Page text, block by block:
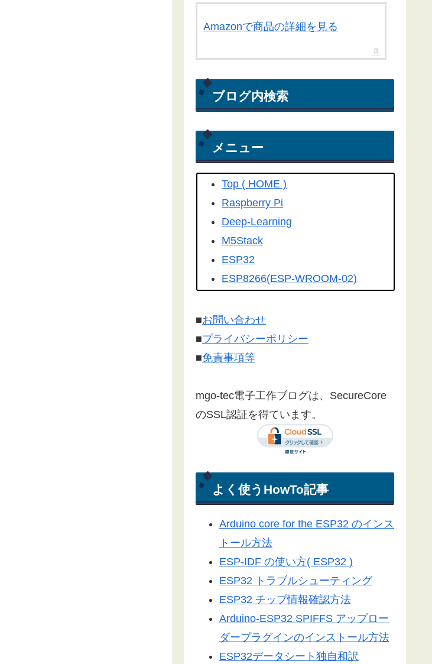
たことに伴い、気象庁から天気予報
を取得する方法にライブラリを更新
ください(2022/04/15)
Yahoo! RSS天気予報の配信が
2022/03/31で終了してしまいまし
工学社さん技術情報誌Ｉ／Ｏ（アイ
オー）2018/04号にもこちらの記事
を転載して頂きました。有難うござ
こちらの記事
いただけました。ありがとうござい
ます！
紹介されました。ありがとうござい
ます。
Amazonで商品の詳細を見る
ブログ内検索
メニュー
Top ( HOME )
Raspberry Pi
Deep-Learning
M5Stack
ESP32
ESP8266(ESP-WROOM-02)
Firebase
センサー
漢字フォント
SSL/TLS 暗号化通信
有機EL(OLED)
LCD(液晶ディスプレイ)
Websocket
Arduino-ESP32
Arduino-ESP8266
LEDドットマトリックス
Server-Sent Events
スマートフォン
3Dプリンター
ライブラリ
工具／測定器
アプリ
ツール
■お問い合わせ
■プライバシーポリシー
■免責事項等
mgo-tec電子工作ブログは、SecureCore
のSSL認証を得ています。
よく使うHowTo記事
Arduino core for the ESP32 のインス
トール方法
ESP-IDF の使い方( ESP32 )
ESP32 トラブルシューティング
ESP32 チップ情報確認方法
Arduino-ESP32 SPIFFS アップロー
ダープラグインのインストール方法
ESP32データシート独自和訳